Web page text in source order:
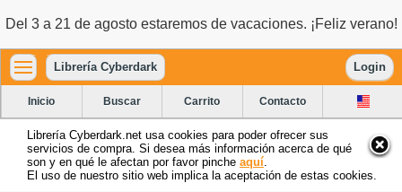
Del 3 a 21 de agosto estaremos de vacaciones. ¡Feliz verano!
Librería Cyberdark Login
Inicio Buscar Carrito Contacto
Librería Cyberdark.net usa cookies para poder ofrecer sus
servicios de compra. Si desea más información acerca de qué
son y en qué le afectan por favor pinche aquí
El uso de nuestro sitio web implica la aceptación de estas cookies.